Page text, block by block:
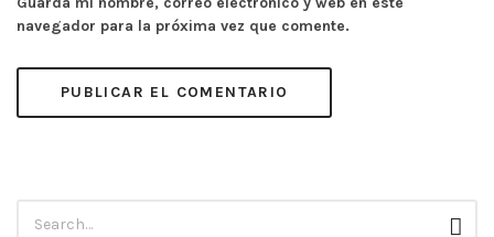
navegador para la próxima vez que comente.
para: